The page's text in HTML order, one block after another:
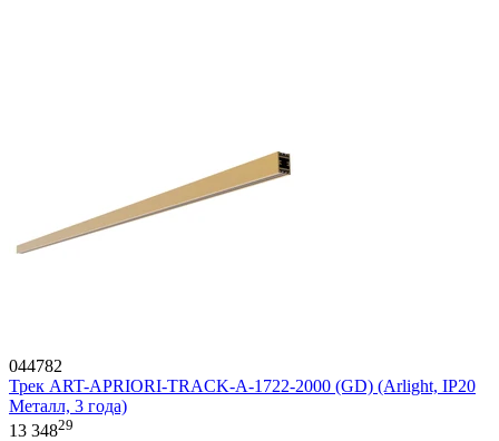
044782
Трек ART-APRIORI-TRACK-A-1722-2000 (GD) (Arlight, IP20
Металл, 3 года)
13 34829